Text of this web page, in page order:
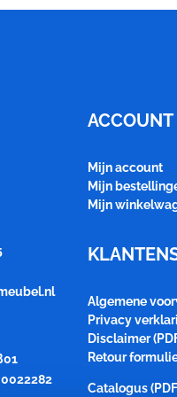
ACCOUNT
Mijn account
Mijn
Mijn
Algemene
Privacy
Disclaimer
Retour
Catalogus